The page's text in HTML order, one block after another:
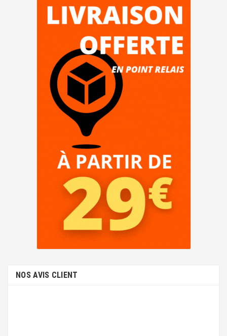
NOS AVIS CLIENT